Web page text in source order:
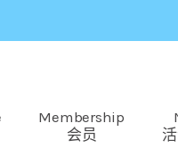
Membership
会员